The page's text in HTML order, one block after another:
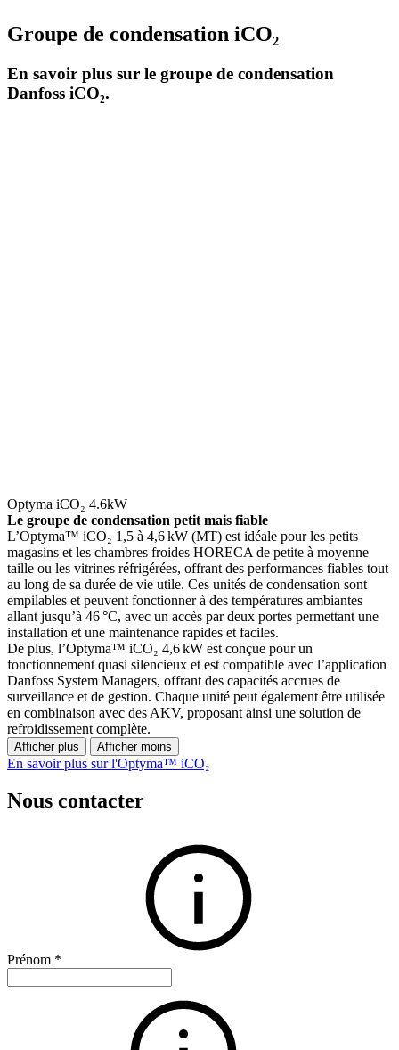
Groupe de condensation iCO₂
En savoir plus sur le groupe de condensation
Danfoss iCO₂.
Optyma iCO₂ 4.6kW
Le groupe de condensation petit mais fiable
L’Optyma™ iCO₂ 1,5 à 4,6 kW (MT) est idéale pour les petits
magasins et les chambres froides HORECA de petite à moyenne
taille ou les vitrines réfrigérées, offrant des performances fiables tout
au long de sa durée de vie utile. Ces unités de condensation sont
empilables et peuvent fonctionner à des températures ambiantes
allant jusqu’à 46 °C, avec un accès par deux portes permettant une
installation et une maintenance rapides et faciles.
De plus, l’Optyma™ iCO₂ 4,6 kW est conçue pour un
fonctionnement quasi silencieux et est compatible avec l’application
Danfoss System Managers, offrant des capacités accrues de
surveillance et de gestion. Chaque unité peut également être utilisée
en combinaison avec des AKV, proposant ainsi une solution de
refroidissement complète.
Afficher plus Afficher moins
En savoir plus sur l'Optyma™ iCO₂
Nous contacter
Prénom *